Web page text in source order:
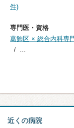
件)
専門医・資格
葛飾区 × 総合内科専
...
近くの病院